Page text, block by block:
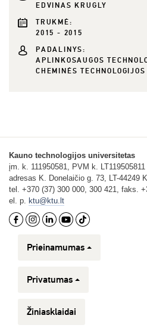
EDVINAS KRUGLY
TRUKMĖ:
2015 - 2015
PADALINYS:
APLINKOSAUGOS
CHEMINĖS
Kauno technologijos universitetas
įm. k. 111950581, PVM k. LT119505811
adresas K. Donelaičio g. 73, LT-44249
tel. +370 (37) 300 000, 300 421, faks.
el. p. ktu@ktu.lt
Prieinamumas
Privatumas
Žiniasklaidai